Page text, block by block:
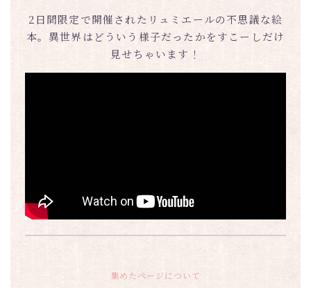
2日間限定で開催されたリュミエールの不思議な絵
本。異世界はどういう様子だったかをすこーしだけ
見せちゃいます！
集めたページについて